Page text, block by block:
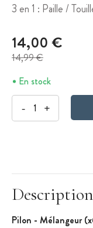
3 en 1 : Paille /
14,00 €
14,99 €
En stock
- +
Description
Pilon - Mélangeur